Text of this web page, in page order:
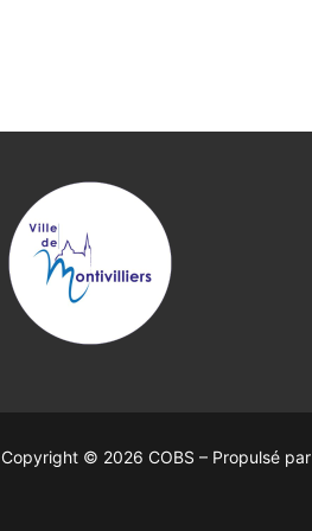
Copyright © 2026 COBS – Propulsé par